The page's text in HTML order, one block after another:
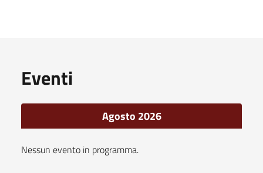
Eventi
Agosto 2026
Nessun evento in programma.